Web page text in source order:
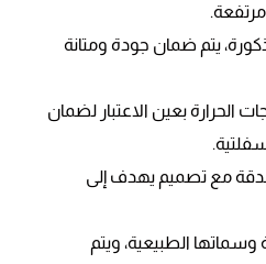
يتم ضمان جودة ومتانة
الحرارة بعين الاعتبار لضمان
بدقة مع تصميم يهدف إلى
وسماتها الطبيعية، ويتم